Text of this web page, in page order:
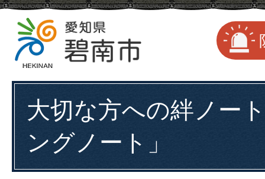
大切な方への絆ノー
ングノート」